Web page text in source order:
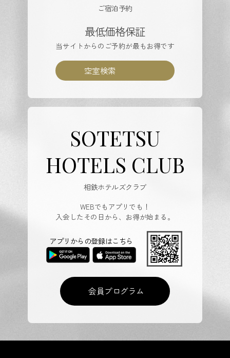
ご宿泊予約
最低価格保証
当サイトからのご予約が最もお得です
空室検索
SOTETSU
HOTELS CLUB
相鉄ホテルズクラブ
WEBでもアプリでも！
入会したその日から、お得が始まる。
会員プログラム
アプリからの登録はこちら